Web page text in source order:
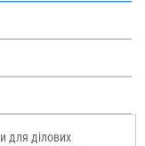
для ділових